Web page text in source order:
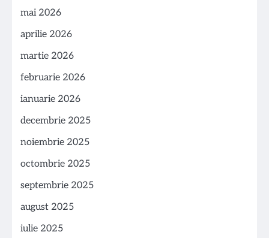
mai 2026
aprilie 2026
martie 2026
februarie 2026
ianuarie 2026
decembrie 2025
noiembrie 2025
octombrie 2025
septembrie 2025
august 2025
iulie 2025